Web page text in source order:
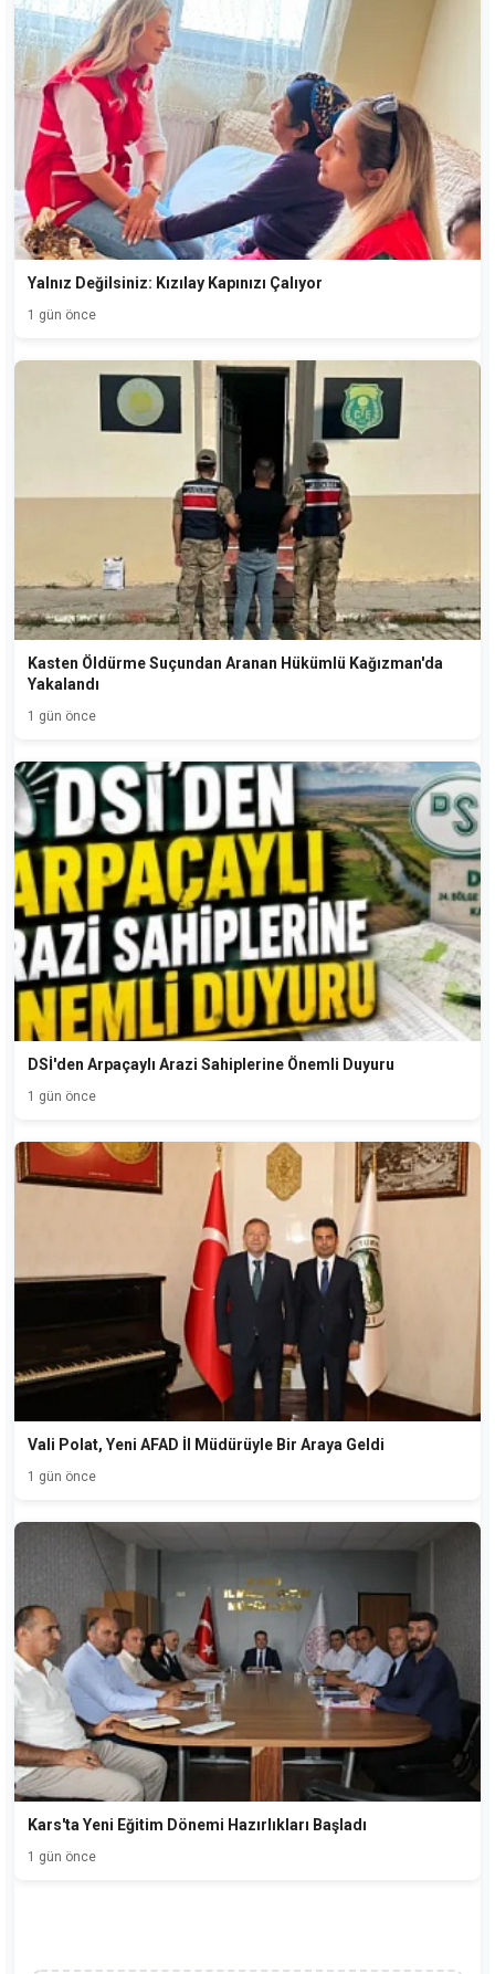
Yalnız Değilsiniz: Kızılay Kapınızı Çalıyor
1 gün önce
Kasten Öldürme Suçundan Aranan Hükümlü Kağızman'da
Yakalandı
1 gün önce
DSİ'den Arpaçaylı Arazi Sahiplerine Önemli Duyuru
1 gün önce
Vali Polat, Yeni AFAD İl Müdürüyle Bir Araya Geldi
1 gün önce
Kars'ta Yeni Eğitim Dönemi Hazırlıkları Başladı
1 gün önce